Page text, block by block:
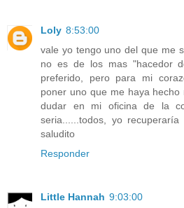
Loly 8:53:00
vale yo tengo uno del que me
no es de los mas "hacedor
preferido, pero para mi
poner uno que me haya
dudar en mi oficina de la
seria......todos, yo
saludito
Responder
Little Hannah 9:03:00